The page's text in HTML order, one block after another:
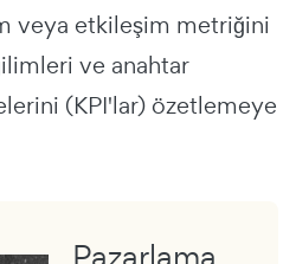
veya etkileşim metriğini
ve anahtar
(KPI'lar) özetlemeye